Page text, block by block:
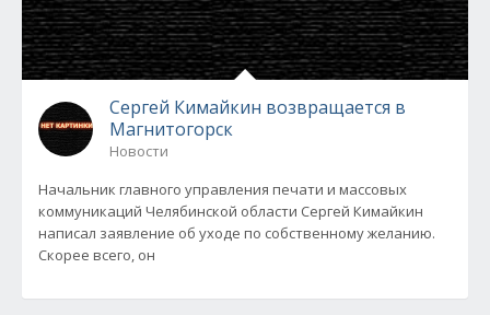
Сергей Кимайкин возвращается в
Магнитогорск
Новости
Начальник главного управления печати и массовых
коммуникаций Челябинской области Сергей Кимайкин
написал заявление об уходе по собственному желанию.
Скорее всего, он